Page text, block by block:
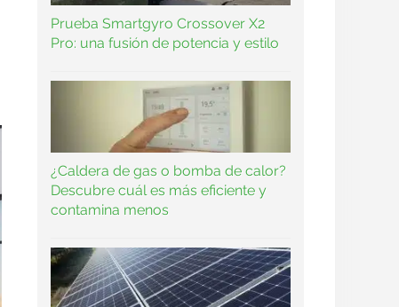
Prueba Smartgyro Crossover X2
Pro: una fusión de potencia y estilo
¿Caldera de gas o bomba de calor?
Descubre cuál es más eficiente y
contamina menos